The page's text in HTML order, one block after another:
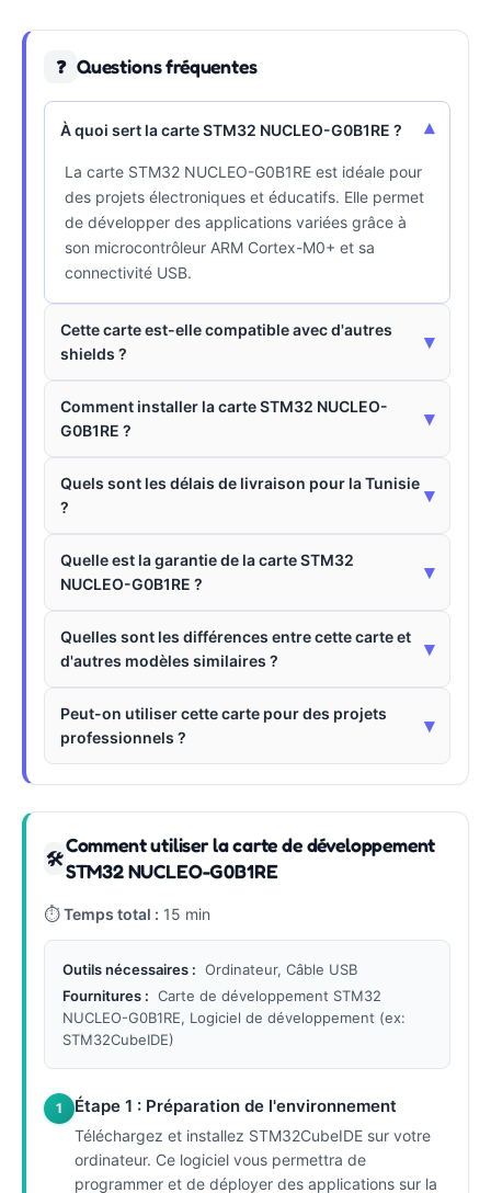
❓ Questions fréquentes
À quoi sert la carte STM32 NUCLEO-G0B1RE ? ▾
La carte STM32 NUCLEO-G0B1RE est idéale pour
des projets électroniques et éducatifs. Elle permet
de développer des applications variées grâce à
son microcontrôleur ARM Cortex-M0+ et sa
connectivité USB.
Cette carte est-elle compatible avec d'autres
shields ?
▾
Comment installer la carte STM32 NUCLEO-
G0B1RE ?
▾
Quels sont les délais de livraison pour la Tunisie
?
▾
Quelle est la garantie de la carte STM32
NUCLEO-G0B1RE ?
▾
Quelles sont les différences entre cette carte et
d'autres modèles similaires ?
▾
Peut-on utiliser cette carte pour des projets
professionnels ?
▾
🛠
Comment utiliser la carte de développement
STM32 NUCLEO-G0B1RE
⏱Temps total : 15 min
Outils nécessaires : Ordinateur, Câble USB
Fournitures : Carte de développement STM32
NUCLEO-G0B1RE, Logiciel de développement (ex:
STM32CubeIDE)
1 Étape 1 : Préparation de l'environnement
Téléchargez et installez STM32CubeIDE sur votre
ordinateur. Ce logiciel vous permettra de
programmer et de déployer des applications sur la